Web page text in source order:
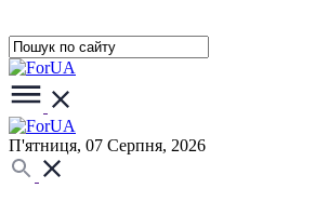
П'ятниця, 07 Серпня, 2026